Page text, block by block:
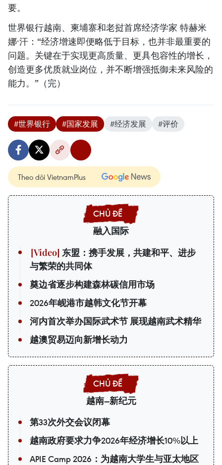
要。
世界银行越南、柬埔寨和老挝首席经济学家 特赫米
娜·汗：“经济增速即便略低于目标，也并非最重要的
问题。关键在于实现更高质量、更具包容性的增长，
创造更多优质就业岗位，并不断增强抵御未来风险的
能力。”（完）
#世界银行 #国家发展 #经济发展 #评价
Theo dõi VietnamPlus
融入国际
东盟：携手发展，共建和平、进步
与繁荣的共同体
奠边省逐步构建森林碳信用市场
2026年岘港市越韩文化节开幕
河内首次举办国际武术节 展现越南武术精华
越澳贸易迈向新增长动力
越南—新纪元
第33次外交会议闭幕
越南政府要求力争2026年经济增长10%以上
APIE Camp 2026：为越南大学生与亚太地区